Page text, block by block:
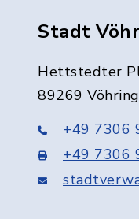
Stadt
Hettstedter
89269
+49 7306
+49 7306